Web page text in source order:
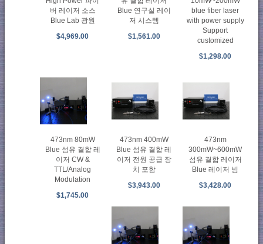
버 레이저 소스
Blue Lab 광원
$4,969.00
Blue 연구실 레이
저 시스템
$1,561.00
blue fiber laser
with power supply
Support
customized
$1,298.00
473nm 80mW
Blue 섬유 결합 레
이저 CW &
TTL/Analog
Modulation
$1,745.00
473nm 400mW
Blue 섬유 결합 레
이저 전원 공급 장
치 포함
$3,943.00
473nm
300mW~600mW
섬유 결합 레이저
Blue 레이저 빔
$3,428.00